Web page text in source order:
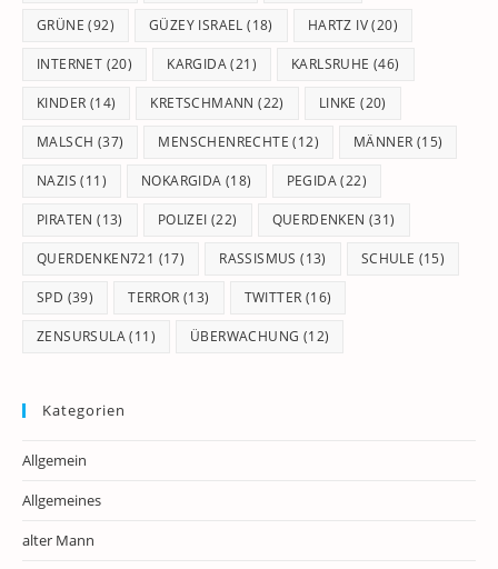
GRÜNE (92) GÜZEY ISRAEL (18) HARTZ IV(20)
INTERNET (20) KARGIDA(21) KARLSRUHE (46)
KINDER (14) KRETSCHMANN (22) LINKE (20)
MALSCH (37) MENSCHENRECHTE (12) MÄNNER (15)
NAZIS (11) NOKARGIDA (18) PEGIDA(22)
PIRATEN (13) POLIZEI (22) QUERDENKEN (31)
QUERDENKEN721 (17) RASSISMUS (13) SCHULE (15)
SPD (39) TERROR (13) TWITTER (16)
ZENSURSULA(11) ÜBERWACHUNG (12)
Kategorien
Allgemein
Allgemeines
alter Mann